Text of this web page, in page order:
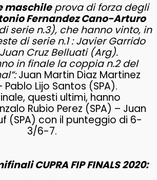
maschileprova di forza degli
Fernandez Cano-Arturo
serie n.3), che hanno vinto, in
di serie n.1 : Javier Garrido
Cruz Belluati (Arg).
in finale la coppia n.2 del
Juan Martin Diaz Martinez
Pablo Lijo Santos (SPA).
questi ultimi, hanno
Rubio Perez (SPA) – Juan
(SPA) con il punteggio di 6-
3/6-7.
CUPRA FIP FINALS 2020: